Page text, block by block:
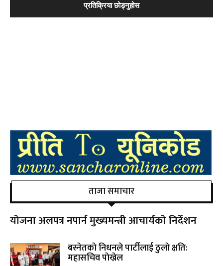
ताजा समाचार
योजना अलपत्र नपार्न मुख्यमन्त्री आचार्यको निर्देशन
बस्नेतकाे निधनले पार्टीलाई ठुलाे क्षति:
महासचिव पाेख्रेल